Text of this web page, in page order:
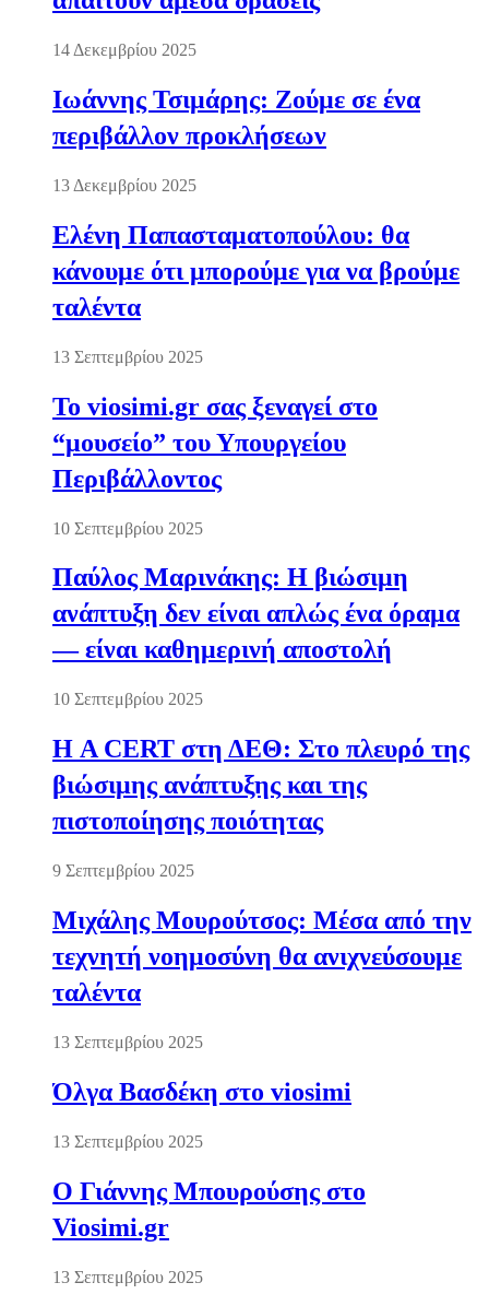
14 Δεκεμβρίου 2025
Ιωάννης Τσιμάρης: Ζούμε σε ένα
περιβάλλον προκλήσεων
13 Δεκεμβρίου 2025
Ελένη Παπασταματοπούλου: θα
κάνουμε ότι μπορούμε για να βρούμε
ταλέντα
13 Σεπτεμβρίου 2025
Το viosimi.gr σας ξεναγεί στο
“μουσείο” του Υπουργείου
Περιβάλλοντος
10 Σεπτεμβρίου 2025
Παύλος Μαρινάκης: Η βιώσιμη
ανάπτυξη δεν είναι απλώς ένα όραμα
— είναι καθημερινή αποστολή
10 Σεπτεμβρίου 2025
Η A CERT στη ΔΕΘ: Στο πλευρό της
βιώσιμης ανάπτυξης και της
πιστοποίησης ποιότητας
9 Σεπτεμβρίου 2025
Μιχάλης Μουρούτσος: Μέσα από την
τεχνητή νοημοσύνη θα ανιχνεύσουμε
ταλέντα
13 Σεπτεμβρίου 2025
Όλγα Βασδέκη στο viosimi
13 Σεπτεμβρίου 2025
Ο Γιάννης Μπουρούσης στο
Viosimi.gr
13 Σεπτεμβρίου 2025